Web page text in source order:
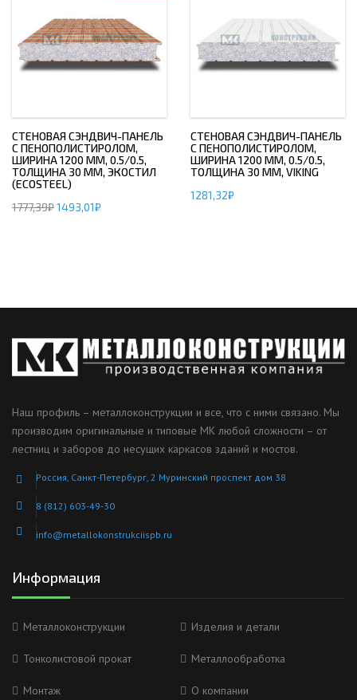
СТЕНОВАЯ СЭНДВИЧ-ПАНЕЛЬ
С ПЕНОПОЛИСТИРОЛОМ,
ШИРИНА 1200 ММ, 0.5/0.5,
ТОЛЩИНА 30 ММ, ЭКОСТИЛ
(ECOSTEEL)
1777,39₽1493,01₽
СТЕНОВАЯ СЭНДВИЧ-ПАНЕЛЬ
С ПЕНОПОЛИСТИРОЛОМ,
ШИРИНА 1200 ММ, 0.5/0.5,
ТОЛЩИНА 30 ММ, VIKING
1281,32₽
Наш профиль – металлоконструкции и все, что с ними связано. Мы
производим оригинальные и типовые МК любой сложности – от
лестниц и заборов до несущих каркасов зданий и мостов.
Россия, Санкт-Петербург, 2 Муринский проспект дом 38
8 (812) 603-49-30
info@metallokonstrukciispb.ru
Информация
Металлоконструкции Изделия и детали
Тонколистовой прокат Металлообработка
Монтаж О компании